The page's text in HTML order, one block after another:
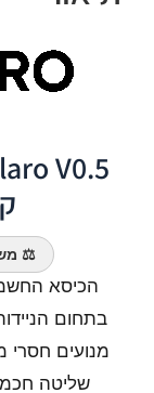
⚖️
הכיסא
בתחום
מנועים חסרי
שליטה